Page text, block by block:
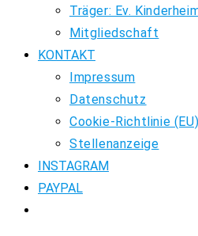
Träger: Ev.
Mitgliedschaft
KONTAKT
Impressum
Datenschutz
Cookie-Richtlinie (EU)
Stellenanzeige
INSTAGRAM
PAYPAL